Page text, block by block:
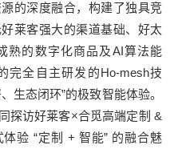
的深度融合，构建了独具竞
莱客强大的渠道基础、好太
熟的数字化商品及AI算法能
完全自主研发的Ho-mesh技
生态闭环”的极致智能体验。
探访好莱客×合觅高端定制 &
验 “定制 + 智能” 的融合魅